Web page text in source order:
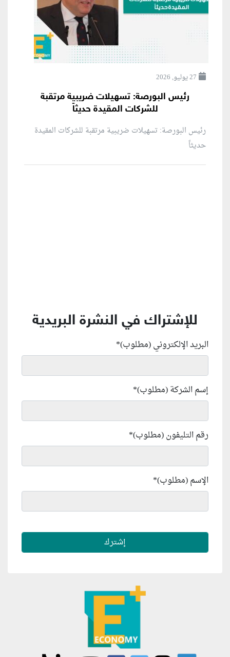
27 يوليو, 2026
رئيس البورصة: تسهيلات ضريبية مرتقبة
للشركات المقيدة حديثاً
رئيس البورصة: تسهيلات ضريبية مرتقبة للشركات المقيدة
حديثاً
للإشتراك في النشرة البريدية
البريد الإلكتروني (مطلوب)*
إسم الشركة (مطلوب)*
رقم التليفون (مطلوب)*
الإسم (مطلوب)*